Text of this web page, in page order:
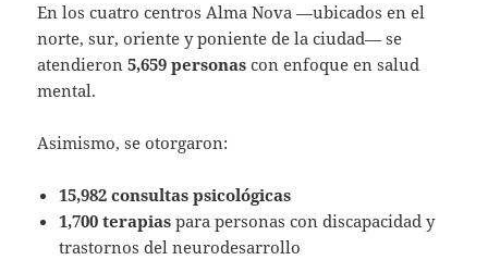
En los cuatro centros Alma Nova —ubicados en el
norte, sur, oriente y poniente de la ciudad— se
atendieron5,659 personas con enfoque en salud
mental.
Asimismo, se otorgaron:
15,982 consultas psicológicas
1,700 terapias para personas con discapacidad y
trastornos del neurodesarrollo